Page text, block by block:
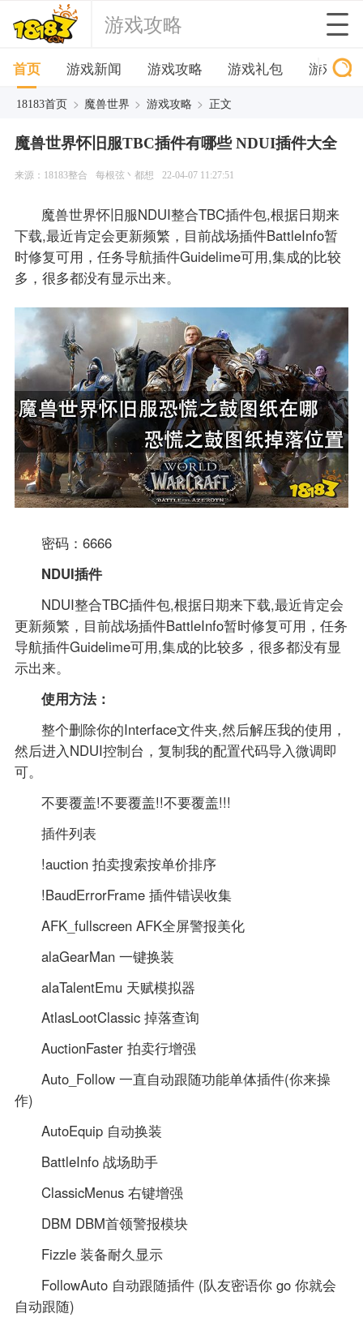
游戏攻略
首页 游戏新闻 游戏攻略 游戏礼包 游戏下
18183首页 > 魔兽世界 > 游戏攻略 > 正文
魔兽世界怀旧服TBC插件有哪些 NDUI插件大全
来源：18183整合 每根弦丶都想 22-04-07 11:27:51
魔兽世界怀旧服NDUI整合TBC插件包,根据日期来
下载,最近肯定会更新频繁，目前战场插件BattleInfo暂
时修复可用，任务导航插件Guidelime可用,集成的比较
多，很多都没有显示出来。
密码：6666
NDUI插件
NDUI整合TBC插件包,根据日期来下载,最近肯定会
更新频繁，目前战场插件BattleInfo暂时修复可用，任务
导航插件Guidelime可用,集成的比较多，很多都没有显
示出来。
使用方法：
整个删除你的Interface文件夹,然后解压我的使用，
然后进入NDUI控制台，复制我的配置代码导入微调即
可。
不要覆盖!不要覆盖!!不要覆盖!!!
插件列表
!auction 拍卖搜索按单价排序
!BaudErrorFrame 插件错误收集
AFK_fullscreen AFK全屏警报美化
alaGearMan 一键换装
alaTalentEmu 天赋模拟器
AtlasLootClassic 掉落查询
AuctionFaster 拍卖行增强
Auto_Follow 一直自动跟随功能单体插件(你来操
作)
AutoEquip 自动换装
BattleInfo 战场助手
ClassicMenus 右键增强
DBM DBM首领警报模块
Fizzle 装备耐久显示
FollowAuto 自动跟随插件 (队友密语你 go 你就会
自动跟随)